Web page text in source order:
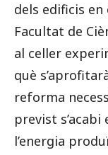
dels edificis en
Facultat de
al celler
què
reforma
previst
l’energia